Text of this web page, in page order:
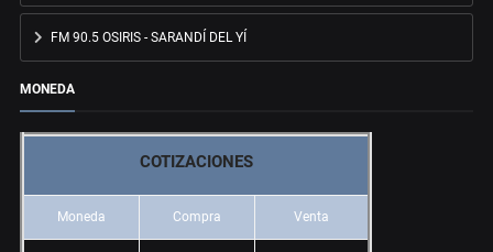
FM 90.5 OSIRIS - SARANDÍ DEL YÍ
MONEDA
COTIZACIONES
Moneda Compra Venta